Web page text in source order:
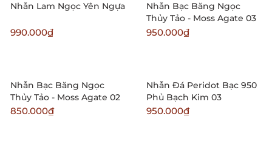
Nhẫn Lam Ngọc Yên Ngựa
990.000₫
Nhẫn Bạc Băng Ngọc
Thủy Tảo - Moss Agate 03
950.000₫
Nhẫn Bạc Băng Ngọc
Thủy Tảo - Moss Agate 02
850.000₫
Nhẫn Đá Peridot Bạc 950
Phủ Bạch Kim 03
950.000₫